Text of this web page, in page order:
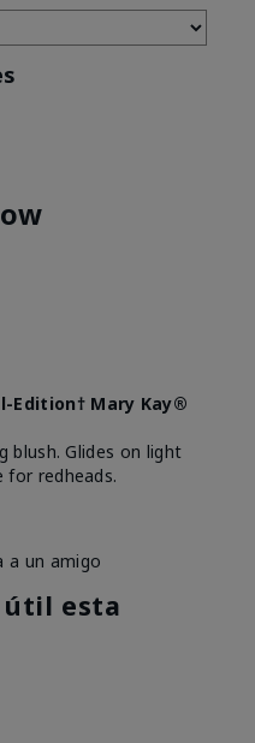
Edition† Mary Kay®
blush. Glides on light
for redheads.
a un amigo
útil esta